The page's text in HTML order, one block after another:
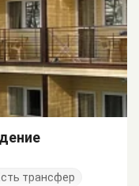
трансфер